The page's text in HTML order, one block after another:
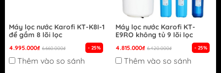
Máy lọc nước Karofi KT-K8I-1
để gầm 8 lõi lọc
4.995.000₫ 6.660.000₫ - 25%
Thêm vào so sánh
Máy lọc nước Karofi KT-
E9RO không tủ 9 lõi lọc
4.815.000₫ 6.420.000₫ - 25%
Thêm vào so sánh